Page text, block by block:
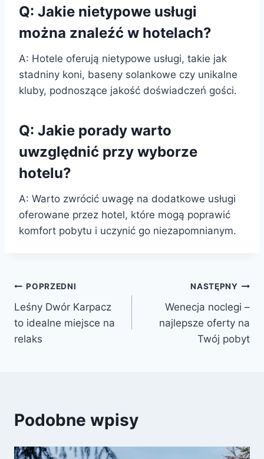
Q: Jakie nietypowe usługi
można znaleźć w hotelach?
A: Hotele oferują nietypowe usługi, takie jak
stadniny koni, baseny solankowe czy unikalne
kluby, podnoszące jakość doświadczeń gości.
Q: Jakie porady warto
uwzględnić przy wyborze
hotelu?
A: Warto zwrócić uwagę na dodatkowe usługi
oferowane przez hotel, które mogą poprawić
komfort pobytu i uczynić go niezapomnianym.
Nawigacja
wpisu
POPRZEDNI
Leśny Dwór Karpacz
to idealne miejsce na
relaks
NASTĘPNY
Wenecja noclegi –
najlepsze oferty na
Twój pobyt
Podobne wpisy